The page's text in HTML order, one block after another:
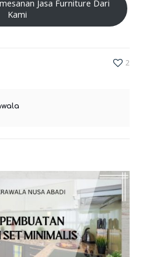
Jasa Furniture Dari
Kami
2